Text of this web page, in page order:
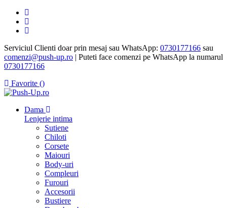
Serviciul Clienti doar prin mesaj sau WhatsApp: 0730177166 sau
comenzi@push-up.ro | Puteti face comenzi pe WhatsApp la numarul
0730177166
Favorite ()
Dama
Lenjerie intima
Sutiene
Chiloti
Corsete
Maiouri
Body-uri
Compleuri
Furouri
Accesorii
Bustiere